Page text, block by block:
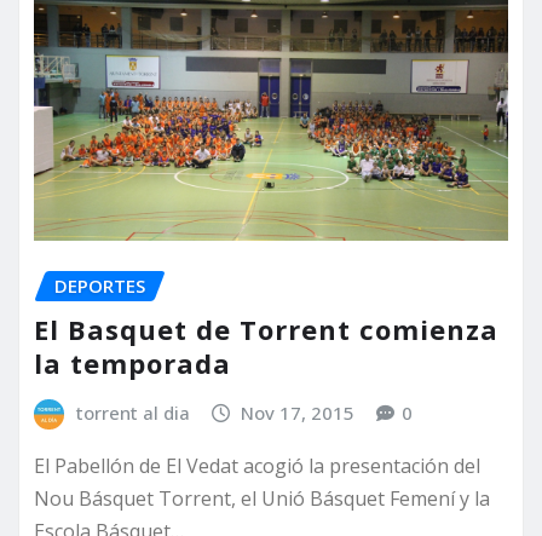
DEPORTES
El Basquet de Torrent comienza
la temporada
torrent al dia Nov 17, 2015 0
El Pabellón de El Vedat acogió la presentación del
Nou Básquet Torrent, el Unió Básquet Femení y la